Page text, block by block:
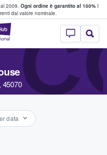
2009. Ogni ordine è garantito al 100%I
dal valore nominale.
StubHub - Dove
biglietti
45070
data